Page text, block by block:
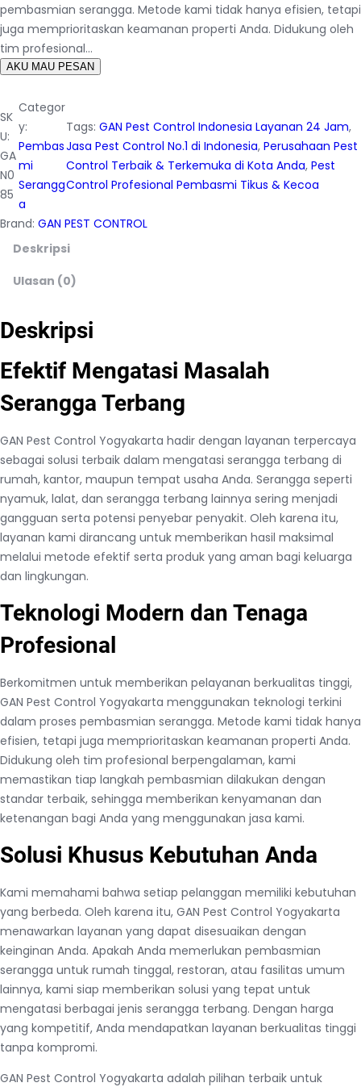
pembasmian serangga. Metode kami tidak hanya efisien, tetapi
juga memprioritaskan keamanan properti Anda. Didukung oleh
tim profesional…
AKU MAU PESAN
SK
U:
GA
N0
85
Categor
y:
Pembas
mi
Serangg
a
Tags: GAN Pest Control Indonesia Layanan 24 Jam,
Jasa Pest Control No.1 di Indonesia, Perusahaan Pest
Control Terbaik & Terkemuka di Kota Anda, Pest
Control Profesional Pembasmi Tikus & Kecoa
Brand: GAN PEST CONTROL
Deskripsi
Ulasan (0)
Deskripsi
Efektif Mengatasi Masalah
Serangga Terbang
GAN Pest Control Yogyakarta hadir dengan layanan terpercaya
sebagai solusi terbaik dalam mengatasi serangga terbang di
rumah, kantor, maupun tempat usaha Anda. Serangga seperti
nyamuk, lalat, dan serangga terbang lainnya sering menjadi
gangguan serta potensi penyebar penyakit. Oleh karena itu,
layanan kami dirancang untuk memberikan hasil maksimal
melalui metode efektif serta produk yang aman bagi keluarga
dan lingkungan.
Teknologi Modern dan Tenaga
Profesional
Berkomitmen untuk memberikan pelayanan berkualitas tinggi,
GAN Pest Control Yogyakarta menggunakan teknologi terkini
dalam proses pembasmian serangga. Metode kami tidak hanya
efisien, tetapi juga memprioritaskan keamanan properti Anda.
Didukung oleh tim profesional berpengalaman, kami
memastikan tiap langkah pembasmian dilakukan dengan
standar terbaik, sehingga memberikan kenyamanan dan
ketenangan bagi Anda yang menggunakan jasa kami.
Solusi Khusus Kebutuhan Anda
Kami memahami bahwa setiap pelanggan memiliki kebutuhan
yang berbeda. Oleh karena itu, GAN Pest Control Yogyakarta
menawarkan layanan yang dapat disesuaikan dengan
keinginan Anda. Apakah Anda memerlukan pembasmian
serangga untuk rumah tinggal, restoran, atau fasilitas umum
lainnya, kami siap memberikan solusi yang tepat untuk
mengatasi berbagai jenis serangga terbang. Dengan harga
yang kompetitif, Anda mendapatkan layanan berkualitas tinggi
tanpa kompromi.
GAN Pest Control Yogyakarta adalah pilihan terbaik untuk